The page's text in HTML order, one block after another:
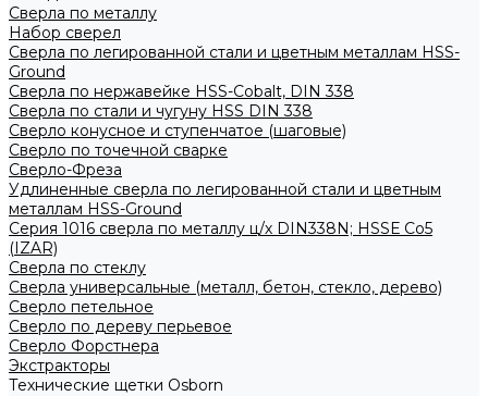
Сверла по металлу
Набор сверел
Сверла по легированной стали и цветным металлам HSS-
Ground
Сверла по нержавейке HSS-Cobalt, DIN 338
Сверла по стали и чугуну HSS DIN 338
Сверло конусное и ступенчатое (шаговые)
Сверло по точечной сварке
Сверло-Фреза
Удлиненные сверла по легированной стали и цветным
металлам HSS-Ground
Серия 1016 сверла по металлу ц/х DIN338N; HSSЕ Со5
(IZAR)
Сверла по стеклу
Сверла универсальные (металл, бетон, стекло, дерево)
Сверло петельное
Сверло по дереву перьевое
Сверло Форстнера
Экстракторы
Технические щетки Osborn